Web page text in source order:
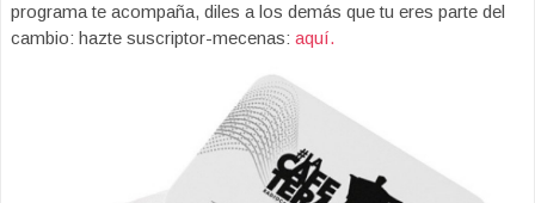
programa te acompaña, diles a los demás que tu eres parte del
cambio: hazte suscriptor-mecenas: aquí.